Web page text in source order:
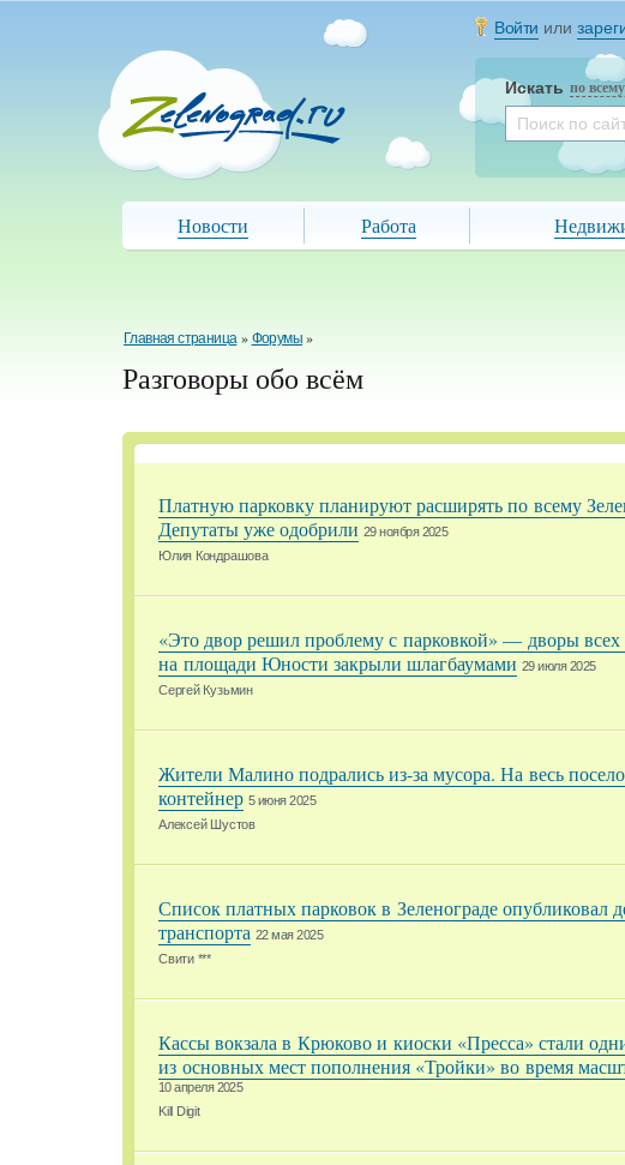
Войти или
Искать по
Новости Работа
Главная страница »Форумы»
Разговоры обо всём
Платную парковку планируют расширять по всему
Депутаты уже одобрили 29 ноября 2025
Юлия Кондрашова
«Это двор решил проблему с парковкой» — дворы
на площади Юности закрыли шлагбаумами 29 июля 2025
Сергей Кузьмин
Жители Малино подрались из-за мусора. На весь
контейнер 5 июня 2025
Алексей Шустов
Список платных парковок в Зеленограде опубликовал
транспорта 22 мая 2025
Свити ***
Кассы вокзала в Крюково и киоски «Пресса» стали
из основных мест пополнения «Тройки» во время
10 апреля 2025
Kill Digit